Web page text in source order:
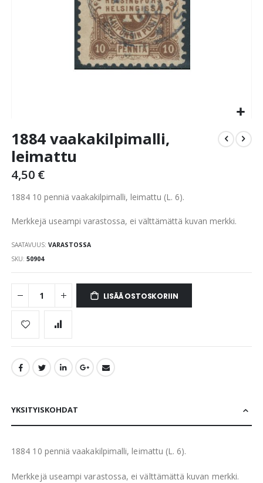
to
the
beginning
of
images
1884 vaakakilpimalli,
leimattu
4,50 €
1884 10 penniä vaakakilpimalli, leimattu (L. 6).
Merkkejä useampi varastossa, ei välttämättä kuvan merkki.
SAATAVUUS: VARASTOSSA
SKU 50904
LISÄÄ OSTOSKORIIN
YKSITYISKOHDAT
1884 10 penniä vaakakilpimalli, leimattu (L. 6).
Merkkejä useampi varastossa, ei välttämättä kuvan merkki.